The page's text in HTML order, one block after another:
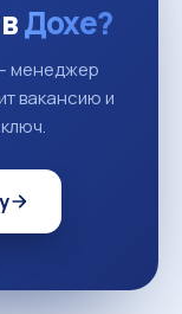
Дохе?
менеджер
вакансию и